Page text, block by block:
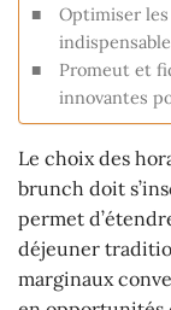
Optimiser
Promeut et
innovantes
Le choix des
brunch doit
permet
déjeuner
marginaux